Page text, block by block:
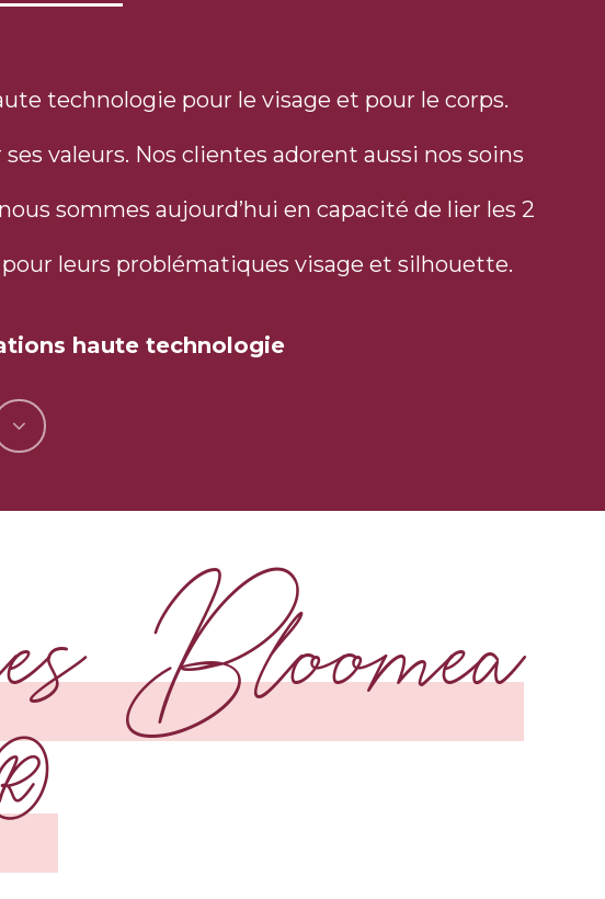
technologie pour le visage et pour le corps.
valeurs. Nos clientes adorent aussi nos soins
sommes aujourd’hui en capacité de lier les 2
leurs problématiques visage et silhouette.
haute technologie
Bloomea